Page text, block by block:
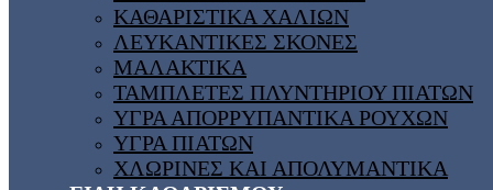
ΚΑΘΑΡΙΣΤΙΚΑ ΧΑΛΙΩΝ
ΛΕΥΚΑΝΤΙΚΕΣ ΣΚΟΝΕΣ
ΜΑΛΑΚΤΙΚΑ
ΤΑΜΠΛΕΤΕΣ ΠΛΥΝΤΗΡΙΟΥ ΠΙΑΤΩΝ
ΥΓΡΑ ΑΠΟΡΡΥΠΑΝΤΙΚΑ ΡΟΥΧΩΝ
ΥΓΡΑ ΠΙΑΤΩΝ
ΧΛΩΡΙΝΕΣ ΚΑΙ ΑΠΟΛΥΜΑΝΤΙΚΑ